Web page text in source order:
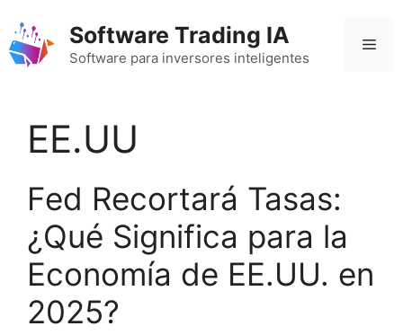
contenido
Software Trading IA
Software para inversores inteligentes
EE.UU
Fed Recortará Tasas:
¿Qué Significa para la
Economía de EE.UU. en
2025?